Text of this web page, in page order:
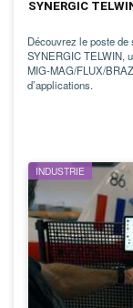
SYNERGIC
Découvrez le poste de
SYNERGIC TELWIN,
MIG-MAG/FLUX/
d’applications.
INDUSTRIE